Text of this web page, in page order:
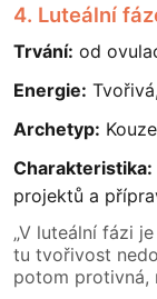
4. Luteální
Trvání: od
Energie:
Archetyp:
Charakteristika:
projektů a
„V luteální fázi
tu tvořivost
potom protivná,